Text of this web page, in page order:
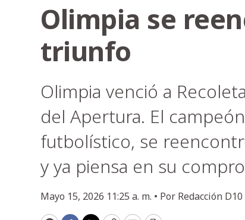
Olimpia se
triunfo
Olimpia venció a
del Apertura. El
futbolístico, se
y ya piensa en su
Mayo 15, 2026 11:25 a. m. • Por Redacción D10